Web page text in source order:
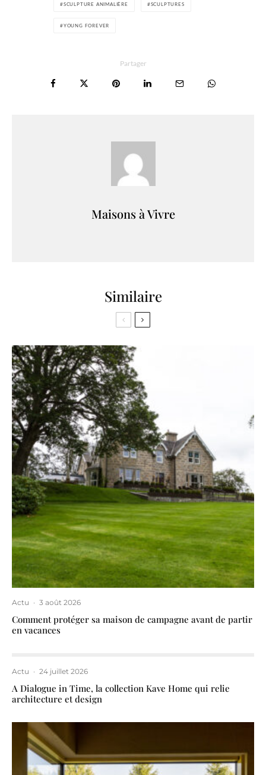
SCULPTURE ANIMALIÈRE SCULPTURES
YOUNG FOREVER
Partager
Maisons à Vivre
Similaire
Actu · 3 août 2026
Comment protéger sa maison de campagne avant de partir
en vacances
Actu · 24 juillet 2026
A Dialogue in Time, la collection Kave Home qui relie
architecture et design